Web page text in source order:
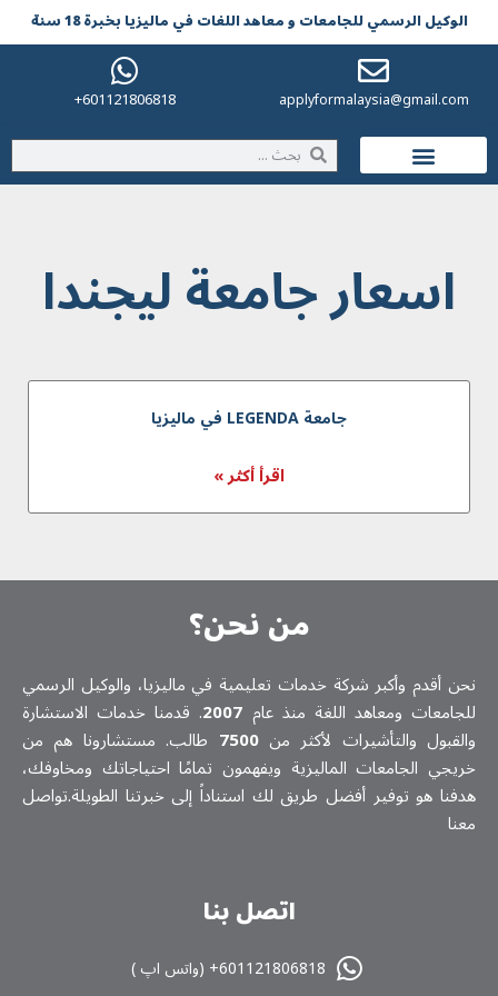
الوکیل الرسمي للجامعات و معاهد اللغات في مالیزیا بخبرة 18 سنة
applyformalaysia@gmail.com
601121806818+
اسعار جامعة ليجندا
جامعة LEGENDA في ماليزيا
اقرأ أكثر »
من نحن؟
نحن أقدم وأكبر شركة خدمات تعلیمیة في ماليزيا، والوكيل الرسمي
للجامعات ومعاهد اللغة منذ عام 2007. قدمنا خدمات الاستشارة
والقبول والتأشيرات لأكثر من7500 طالب. مستشارونا هم من
خريجي الجامعات الماليزية ويفهمون تمامًا احتياجاتك ومخاوفك،
هدفنا هو توفير أفضل طريق لك استناداً إلى خبرتنا الطويلة.تواصل
معنا
اتصل بنا
601121806818+ (واتس اپ )